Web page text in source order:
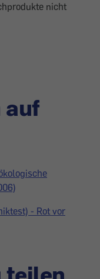
nicht
auf
- Rot vor